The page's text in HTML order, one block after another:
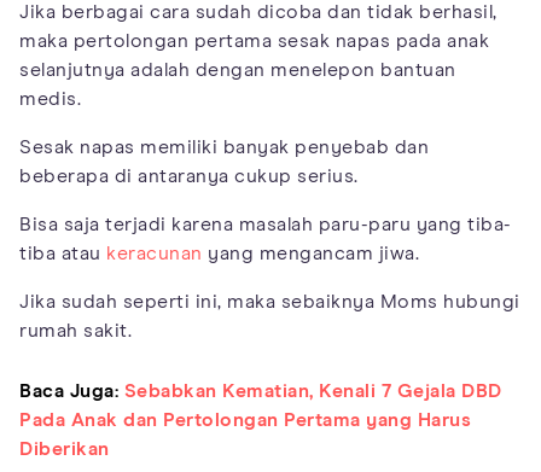
Jika berbagai cara sudah dicoba dan tidak berhasil,
maka pertolongan pertama sesak napas pada anak
selanjutnya adalah dengan menelepon bantuan
medis.
Sesak napas memiliki banyak penyebab dan
beberapa di antaranya cukup serius.
Bisa saja terjadi karena masalah paru-paru yang tiba-
tiba atau keracunan yang mengancam jiwa.
Jika sudah seperti ini, maka sebaiknya Moms hubungi
rumah sakit.
Baca Juga: Sebabkan Kematian, Kenali 7 Gejala DBD
Pada Anak dan Pertolongan Pertama yang Harus
Diberikan